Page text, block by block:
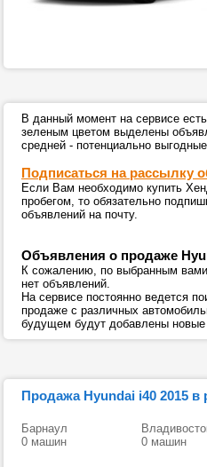
В данный момент на сервисе
зеленым цветом выделены
средней - потенциально
Подписаться на рассылку
Если Вам необходимо купить
пробегом, то обязательно
объявлений на почту.
Объявления о продаже
К сожалению, по выбранным
нет объявлений.
На сервисе постоянно ведется
продаже с различных
будущем будут добавлены новые
Продажа Hyundai i40 2015 в
Барнаул
0 машин
0 машин